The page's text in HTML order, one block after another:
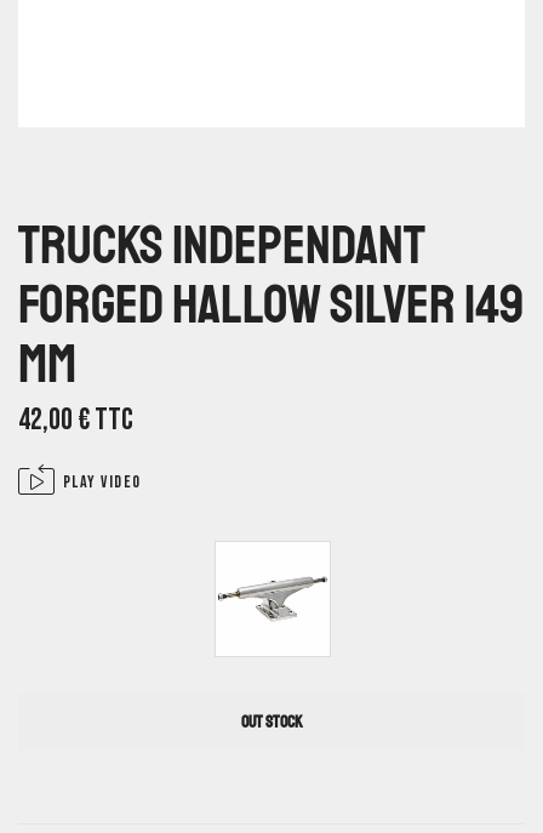
Trucks Independant
Forged Hallow Silver 149
Mm
42,00€TTC
Play video
OUT STOCK